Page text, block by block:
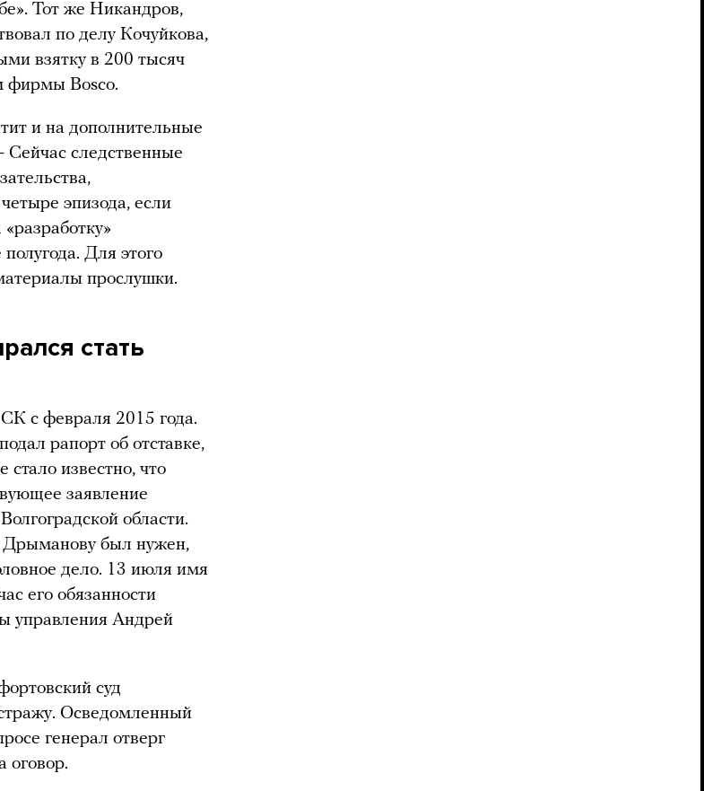
Тот же Никандров,
по делу Кочуйкова,
взятку в 200 тысяч
фирмы Bosco.
и на дополнительные
следственные
эпизода, если
«разработку»
Для этого
прослушки.
стать
с февраля 2015 года.
рапорт об отставке,
известно, что
заявление
области.
Дрыманову был нужен,
дело. 13 июля имя
его обязанности
управления Андрей
суд
Осведомленный
генерал отверг
оговор.